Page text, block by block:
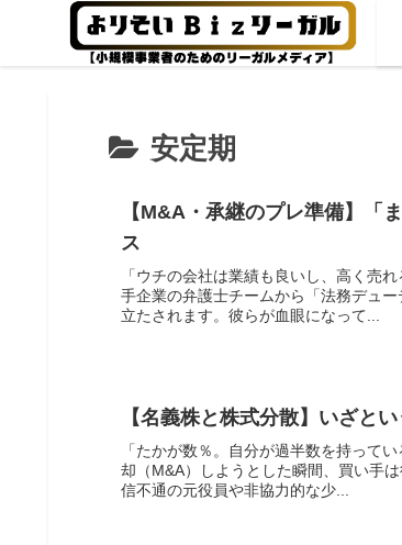
安定期
【M&A・承継のプレ準備】「
ス
「ウチの会社は業績も良いし、高く売
手企業の弁護士チームから「法務デュ
立たされます。彼らが血眼になって...
【名義株と株式分散】いざと
「たかが数％。自分が過半数を持って
却（M&A）しようとした瞬間、買い手
信不通の元役員や非協力的な少...